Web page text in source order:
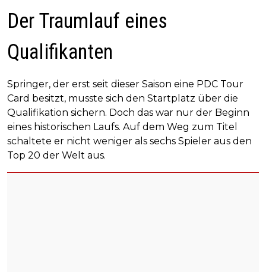
Der Traumlauf eines
Qualifikanten
Springer, der erst seit dieser Saison eine PDC Tour
Card besitzt, musste sich den Startplatz über die
Qualifikation sichern. Doch das war nur der Beginn
eines historischen Laufs. Auf dem Weg zum Titel
schaltete er nicht weniger als sechs Spieler aus den
Top 20 der Welt aus.